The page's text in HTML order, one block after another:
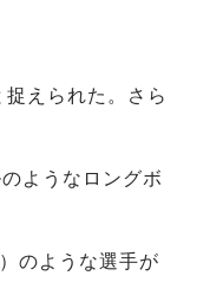
えられた。さら
ようなロングボ
のような選手が